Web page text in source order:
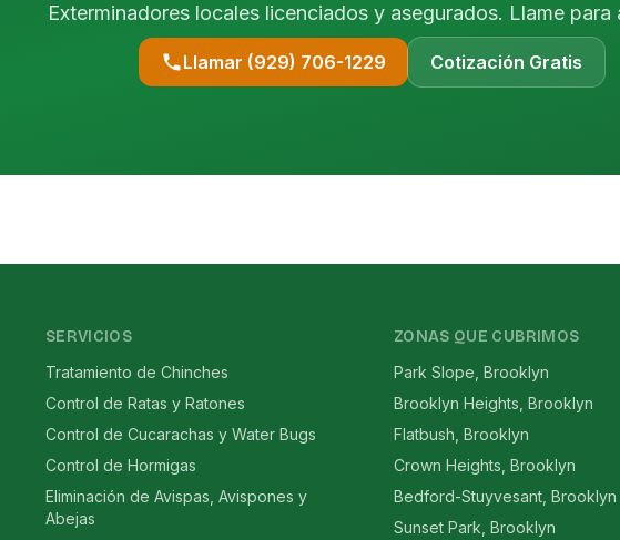
Exterminadores locales licenciados y asegurados. Llame para
Llamar (929) 706-1229 Cotización Gratis
SERVICIOS
Tratamiento de Chinches
Control de Ratas y Ratones
Control de Cucarachas y Water Bugs
Control de Hormigas
Eliminación de Avispas, Avispones y
Abejas
ZONAS QUE CUBRIMOS
Park Slope, Brooklyn
Brooklyn Heights, Brooklyn
Flatbush, Brooklyn
Crown Heights, Brooklyn
Bedford-Stuyvesant, Brooklyn
Sunset Park, Brooklyn